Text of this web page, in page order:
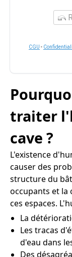
CGU -
traiter
cave ?
L'existence
causer des
structure du
occupants et la
ces espaces.
La
Les tracas
d'eau dans
Des